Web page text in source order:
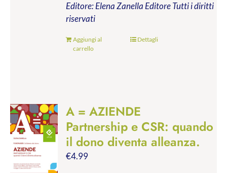
Editore: Elena Zanella EditoreTutti i diritti
riservati
Aggiungi al
carrello
Dettagli
A = AZIENDE
Partnership e CSR: quando
il dono diventa alleanza.
€4.99